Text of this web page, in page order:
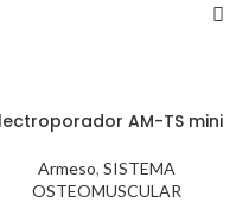
AM-TS mini
Armeso, SISTEMA
OSTEOMUSCULAR